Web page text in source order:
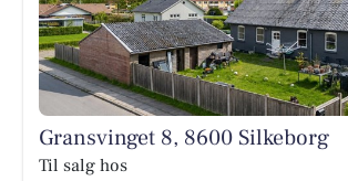
Gransvinget 8, 8600 Silkeborg
Til salg hos